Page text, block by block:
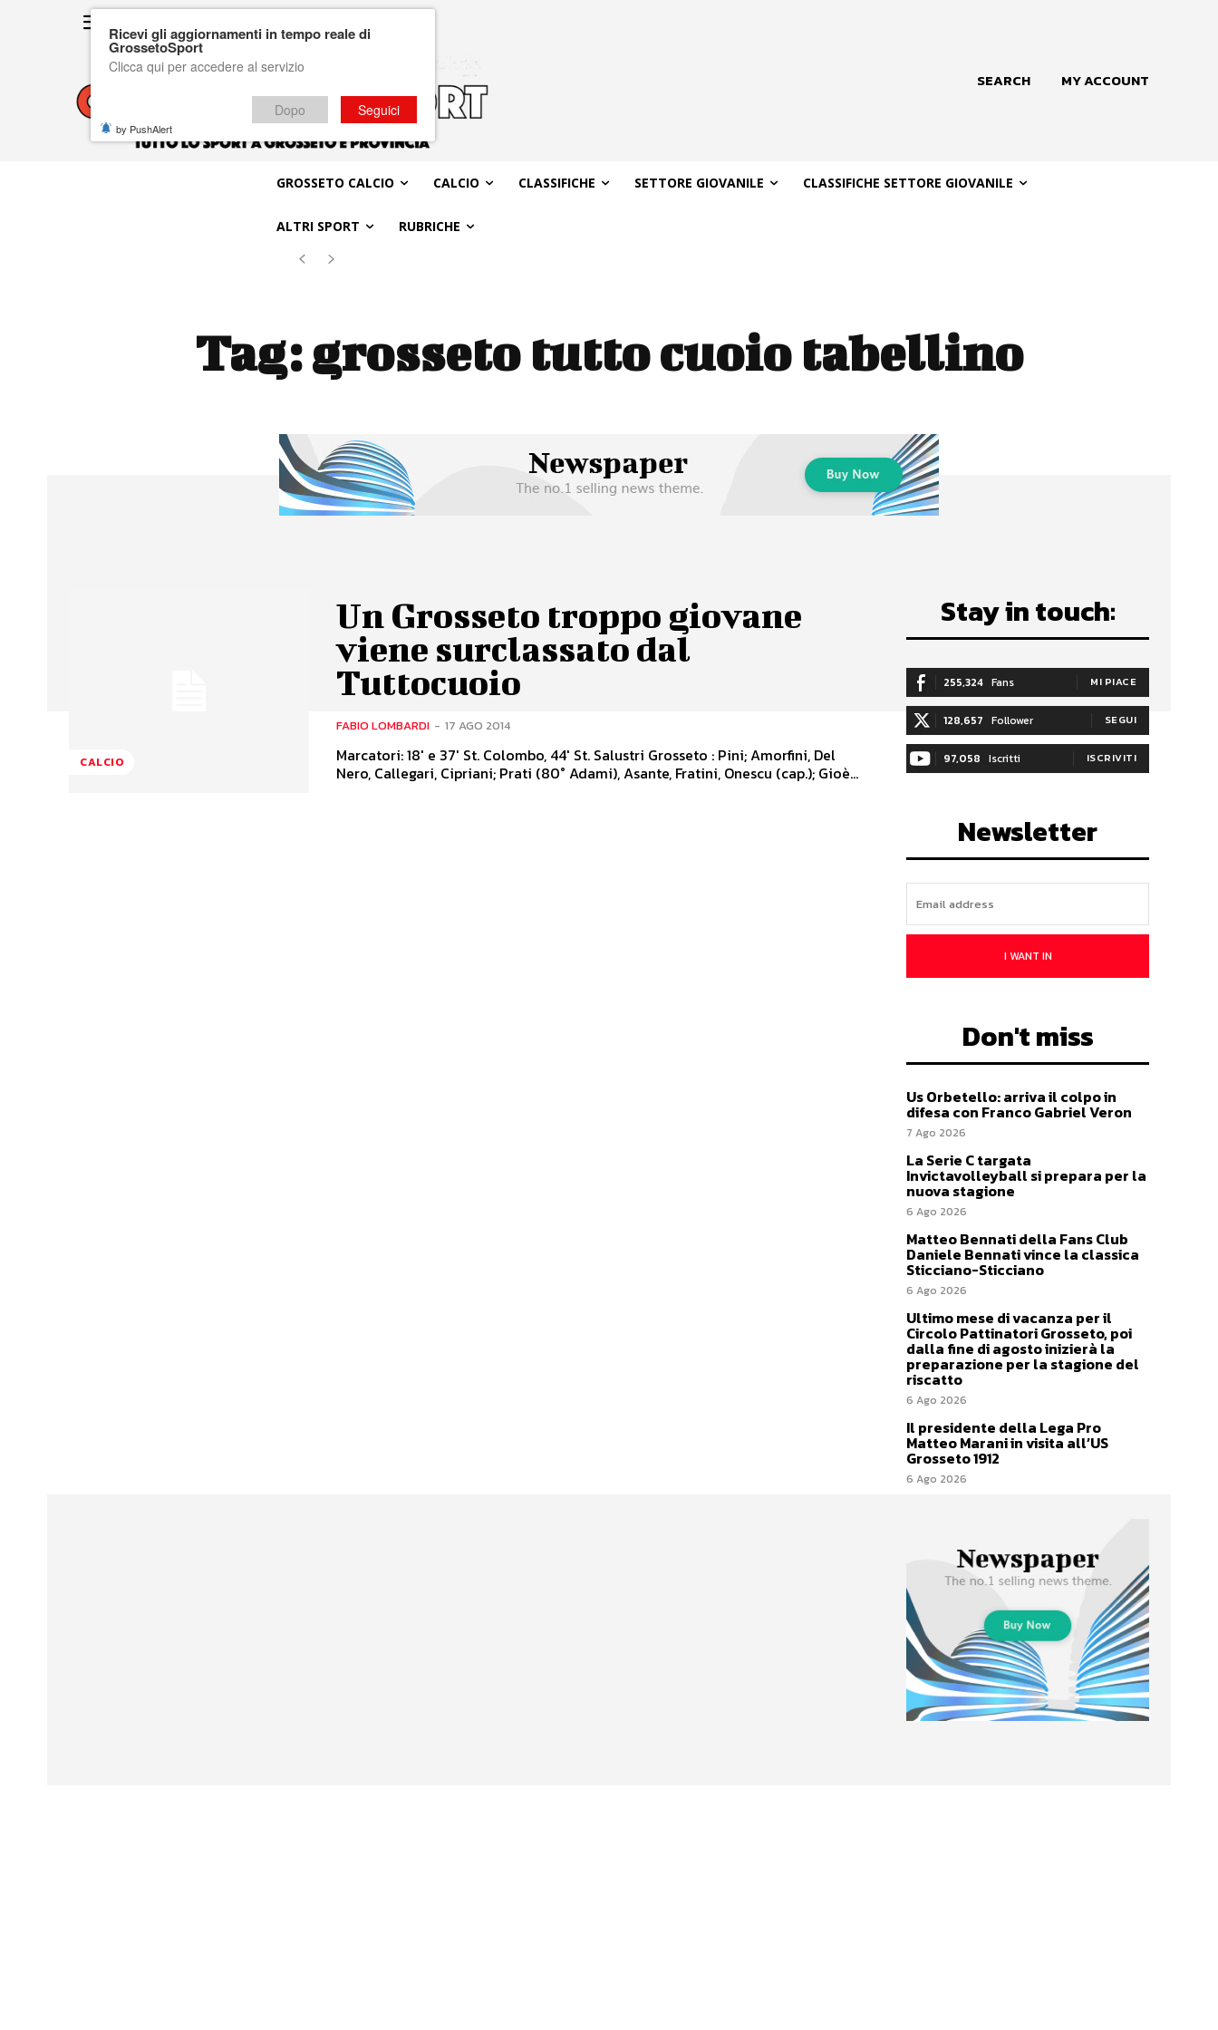
SEARCH MY ACCOUNT
GROSSETO CALCIO CALCIO CLASSIFICHE SETTORE GIOVANILE CLASSIFICHE SETTORE GIOVANILE
ALTRI SPORT RUBRICHE
Tag:grosseto tutto cuoio tabellino
CALCIO
Un Grosseto troppo giovane
viene surclassato dal
Tuttocuoio
FABIO LOMBARDI - 17 AGO 2014
Marcatori: 18' e 37' St. Colombo, 44' St. Salustri Grosseto : Pini; Amorfini, Del
Nero, Callegari, Cipriani; Prati (80° Adami), Asante, Fratini, Onescu (cap.); Gioè...
Stay in touch:
255,324 Fans MI PIACE
128,657 Follower SEGUI
97,058 Iscritti ISCRIVITI
Newsletter
I WANT IN
Don't miss
Us Orbetello: arriva il colpo in
difesa con Franco Gabriel Veron
7 Ago 2026
La Serie C targata
Invictavolleyball si prepara per la
nuova stagione
6 Ago 2026
Matteo Bennati della Fans Club
Daniele Bennati vince la classica
Sticciano-Sticciano
6 Ago 2026
Ultimo mese di vacanza per il
Circolo Pattinatori Grosseto, poi
dalla fine di agosto inizierà la
preparazione per la stagione del
riscatto
6 Ago 2026
Il presidente della Lega Pro
Matteo Marani in visita all’US
Grosseto 1912
6 Ago 2026
Ricevi gli aggiornamenti in tempo reale di
GrossetoSport
Clicca qui per accedere al servizio
Dopo Seguici
by PushAlert